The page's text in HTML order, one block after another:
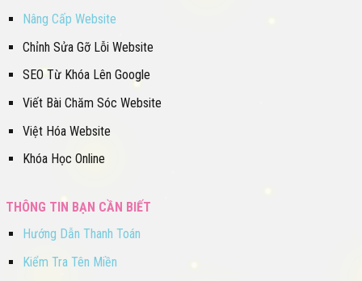
Nâng Cấp Website
Chỉnh Sửa Gỡ Lỗi Website
SEO Từ Khóa Lên Google
Viết Bài Chăm Sóc Website
Việt Hóa Website
Khóa Học Online
THÔNG TIN BẠN CẦN BIẾT
Hướng Dẫn Thanh Toán
Kiểm Tra Tên Miền